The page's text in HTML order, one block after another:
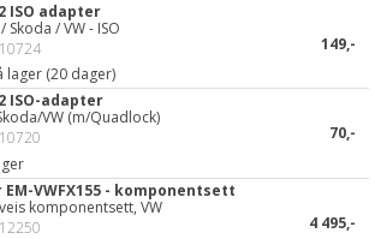
ISO adapter
Skoda / VW - ISO
lager (20 dager)
149,-
ISO-adapter
VW (m/Quadlock)
70,-
EM-VWFX155 - komponentsett
komponentsett, VW
4 495,-